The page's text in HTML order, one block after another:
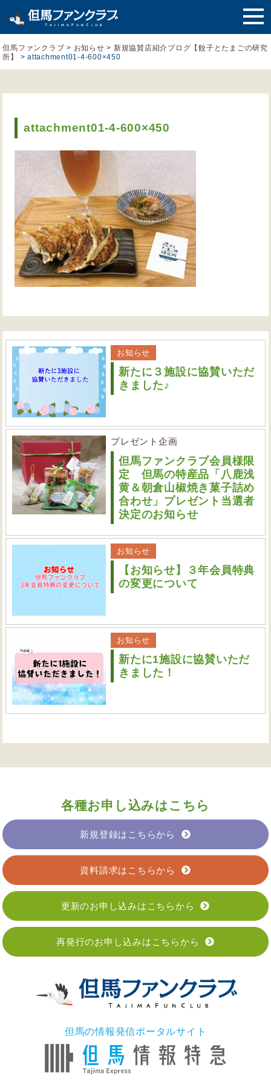
但馬ファンクラブ > お知らせ > 新規協賛店紹介ブログ【餃子とたまごの研究
所】
>attachment01-4-600×450
attachment01-4-600×450
お知らせ
新たに３施設に協賛いただ
きました♪
プレゼント企画
但馬ファンクラブ会員様限
定 但馬の特産品「八鹿浅
黄＆朝倉山椒焼き菓子詰め
合わせ」プレゼント当選者
決定のお知らせ
お知らせ
【お知らせ】３年会員特典
の変更について
お知らせ
新たに1施設に協賛いただ
きました！
各種お申し込みはこちら
新規登録はこちらから
資料請求はこちらから
更新のお申し込みはこちらから
再発行のお申し込みはこちらから
但馬の情報発信ポータルサイト